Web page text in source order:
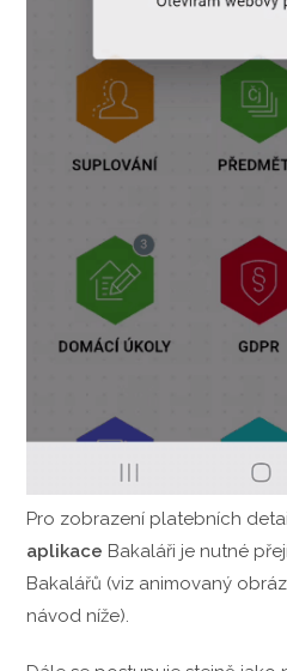
Pro zobrazení platebních
aplikace Bakaláři je nutné
Bakalářů (viz animovaný
návod níže).